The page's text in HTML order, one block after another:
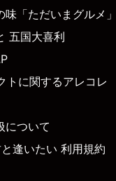
「ただいまグルメ」
五国大喜利
トに関するアレコレ
について
逢いたい 利用規約